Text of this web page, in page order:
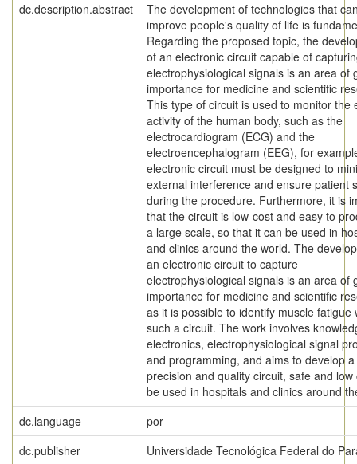
dc.description.abstract
The development of technologies that
improve people's quality of life is
Regarding the proposed topic, the
of an electronic circuit capable of
electrophysiological signals is an area of
importance for medicine and scientific
This type of circuit is used to monitor the
activity of the human body, such as the
electrocardiogram (ECG) and the
electroencephalogram (EEG), for
electronic circuit must be designed to
external interference and ensure patient
during the procedure. Furthermore, it is
that the circuit is low-cost and easy to
a large scale, so that it can be used in
and clinics around the world. The
an electronic circuit to capture
electrophysiological signals is an area of
importance for medicine and scientific
as it is possible to identify muscle fatigue
such a circuit. The work involves
electronics, electrophysiological signal
and programming, and aims to develop
precision and quality circuit, safe and low
be used in hospitals and clinics around
dc.language
por
dc.publisher
Universidade Tecnológica Federal do